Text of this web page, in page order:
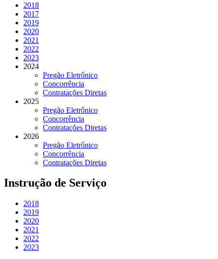
2018
2017
2019
2020
2021
2022
2023
2024
Pregão Eletrônico
Concorrência
Contratações Diretas
2025
Pregão Eletrônico
Concorrência
Contratações Diretas
2026
Pregão Eletrônico
Concorrência
Contratações Diretas
Instrução de Serviço
2018
2019
2020
2021
2022
2023